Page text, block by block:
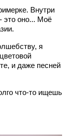
Внутри
это оно... Моё
я
и даже песней
что-то ищешь